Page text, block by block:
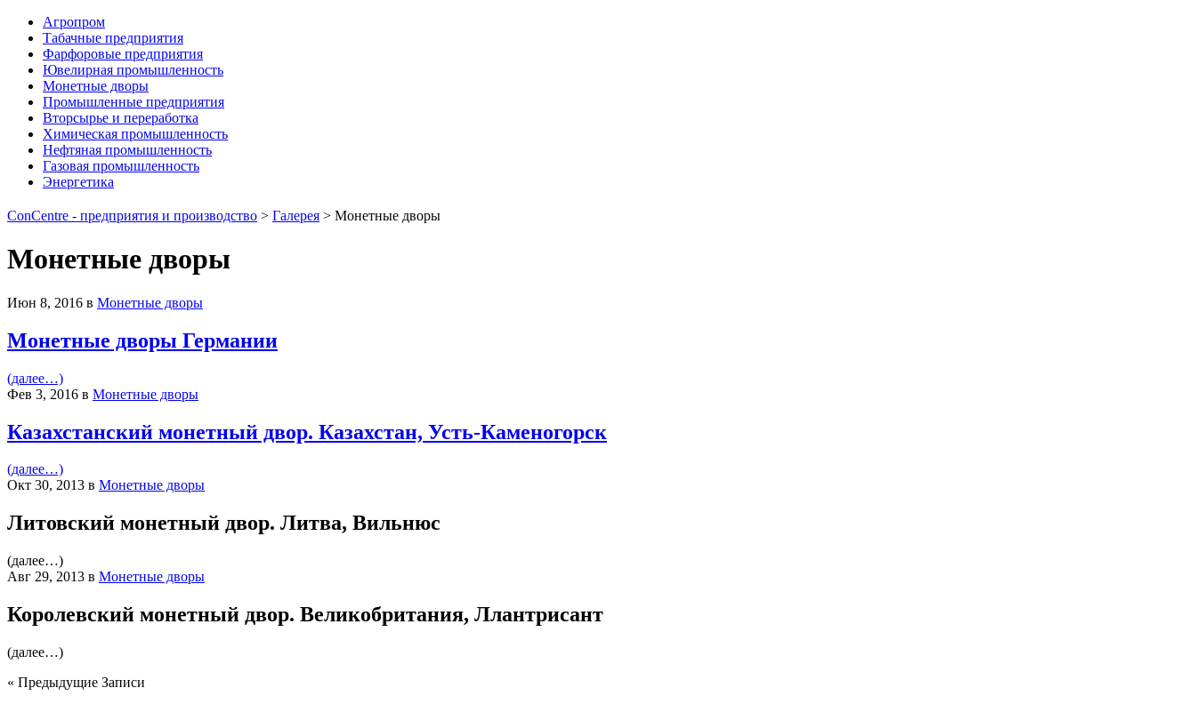
Агропром
Табачные предприятия
Фарфоровые предприятия
Ювелирная промышленность
Монетные дворы
Промышленные предприятия
Вторсырье и переработка
Химическая промышленность
Нефтяная промышленность
Газовая промышленность
Энергетика
ConCentre - предприятия и производство > Галерея > Монетные дворы
Монетные дворы
Июн 8, 2016 в Монетные дворы
Монетные дворы Германии
(далее…)
Фев 3, 2016 в Монетные дворы
Казахстанский монетный двор. Казахстан, Усть-Каменогорск
(далее…)
Окт 30, 2013 в Монетные дворы
Литовский монетный двор. Литва, Вильнюс
(далее…)
Авг 29, 2013 в Монетные дворы
Королевский монетный двор. Великобритания, Ллантрисант
(далее…)
« Предыдущие Записи